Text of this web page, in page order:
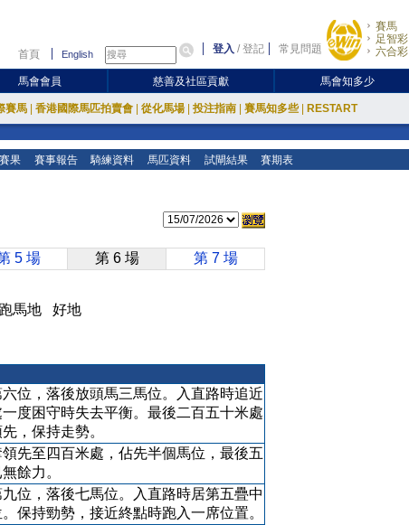
首頁 English 登入 /登記 常見問題
賽馬
足智彩
六合彩
馬會會員 慈善及社區貢獻 馬會知多少
賽馬 香港國際馬匹拍賣會 從化馬場 投注指南 賽馬知多些 RESTART
賽果 賽事報告 騎練資料 馬匹資料 試閘結果 賽期表
5 場 第 6 場 第 7 場
馬地 好地
位，落後放頭馬三馬位。入直路時追近
度困守時失去平衡。最後二百五十米處
，保持走勢。
先至四百米處，佔先半個馬位，最後五
餘力。
位，落後七馬位。入直路時居第五疊中
保持勁勢，接近終點時跑入一席位置。